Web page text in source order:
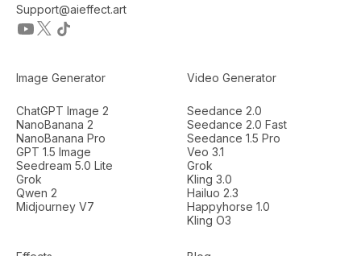
Support@aieffect.art
Image Generator
ChatGPT Image 2
NanoBanana 2
NanoBanana Pro
GPT 1.5 Image
Seedream 5.0 Lite
Grok
Qwen 2
Midjourney V7
Video Generator
Seedance 2.0
Seedance 2.0 Fast
Seedance 1.5 Pro
Veo 3.1
Grok
Kling 3.0
Hailuo 2.3
Happyhorse 1.0
Kling O3